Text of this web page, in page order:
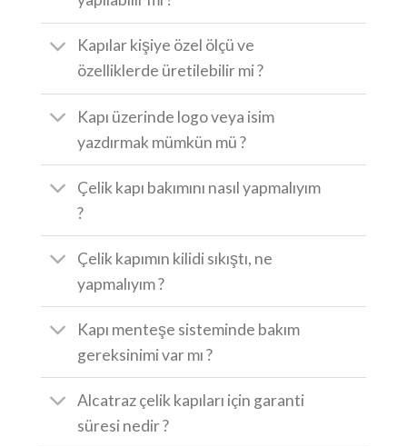
Kapılar kişiye özel ölçü ve
özelliklerde üretilebilir mi ?
Kapı üzerinde logo veya isim
yazdırmak mümkün mü ?
Çelik kapı bakımını nasıl yapmalıyım
?
Çelik kapımın kilidi sıkıştı, ne
yapmalıyım ?
Kapı menteşe sisteminde bakım
gereksinimi var mı ?
Alcatraz çelik kapıları için garanti
süresi nedir ?